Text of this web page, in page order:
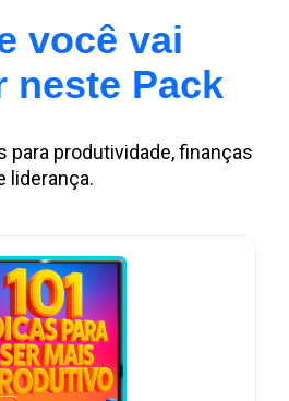
você vai
neste Pack
para produtividade, finanças
liderança.